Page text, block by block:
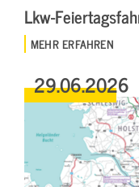
Lkw-
MEHR ERFAHREN
29.06.2026